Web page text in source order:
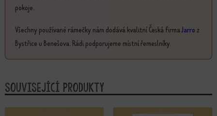
pokoje.
Všechny používané rámečky nám dodává kvalitní Česká firmaJarroz
Bystřice u Benešova. Rádi podporujeme místní řemeslníky.
Související produkty
Tento produkt má více variant. Možnosti lze vybrat na stránce produktu
Tento produkt má více variant.